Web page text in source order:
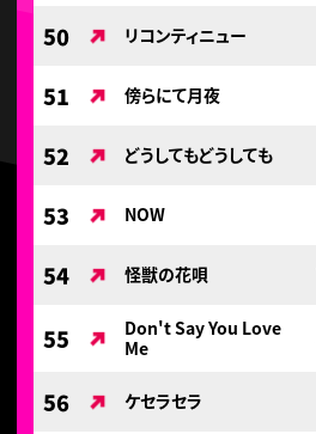
50 リコンティニュー
51 傍らにて月夜
52 どうしてもどうしても
53 NOW
54 怪獣の花唄
55
Don't Say You Love
Me
56 ケセラセラ